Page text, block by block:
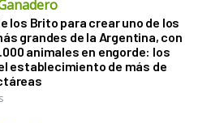
los Brito para crear uno de los
grandes de la Argentina, con
animales en engorde: los
establecimiento de más de